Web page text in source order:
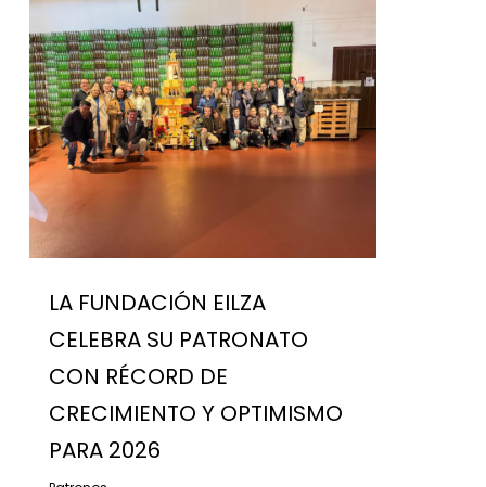
LA FUNDACIÓN EILZA
CELEBRA SU PATRONATO
CON RÉCORD DE
CRECIMIENTO Y OPTIMISMO
PARA 2026